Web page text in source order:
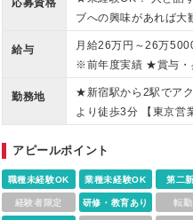
応募資格
ブへの興味があれば
期キャリア形成を図る
給与
月給26万円～26万
※前年度実績 ★賞与・
キルを考慮し決定い
に差異はありません
いての詳細は面接時に
勤務地
★新宿駅から2駅でア
より徒歩3分 【東京営
アピールポイント
職種未経験OK 業種未経験OK 第二
経験者限定 研修・教育あり 転